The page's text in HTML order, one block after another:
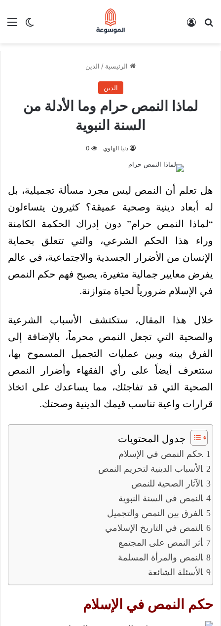
الوضع بحث عن
الرئيسية / الدين
الدين
لماذا النمص حرام وما الأدلة من
السنة النبوية
دنيا الهاوي 0
هل تعلم أن النمص ليس مجرد مسألة تجميلية، بل
له أبعاد دينية وصحية عميقة؟ كثيرون يتساءلون
“لماذا النمص حرام” دون إدراك الحكمة الكامنة
وراء هذا الحكم الشرعي، والتي تتعلق بحماية
الإنسان من الأضرار الجسدية والاجتماعية، في عالم
يفرض معايير جمالية متغيرة، يصبح فهم حكم النمص
في الإسلام ضرورياً لحياة متوازنة.
خلال هذا المقال، ستكتشف الأسباب الشرعية
والصحية التي تجعل النمص محرماً، بالإضافة إلى
الفرق بينه وبين عمليات التجميل المسموح بها،
ستتعرف أيضاً على رأي الفقهاء وأضرار النمص
الصحية التي قد تفاجئك، مما يساعدك على اتخاذ
قرارات واعية تناسب قيمك الدينية وصحتك.
جدول المحتويات
حكم النمص في الإسلام
الأسباب الدينية لتحريم النمص
الآثار الصحية للنمص
النمص في السنة النبوية
الفرق بين النمص والتجميل
النمص في التاريخ الإسلامي
أثر النمص على المجتمع
النمص والمرأة المسلمة
الأسئلة الشائعة
حكم النمص في الإسلام